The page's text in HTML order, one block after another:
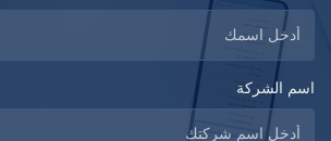
اسم الشركة